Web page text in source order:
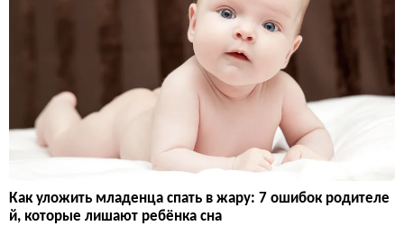
Как уложить младенца спать в жару: 7 ошибок родителе
й, которые лишают ребёнка сна